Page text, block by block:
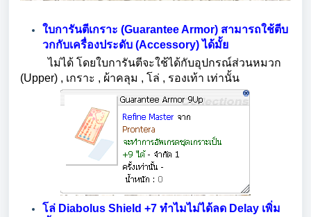
ใบการันตีเกราะ (Guarantee Armor) สามารถใช้ตีบ
วกกับเครื่องประดับ (Accessory) ได้มั้ย
ไม่ได้ โดยใบการันตีจะใช้ได้กับอุปกรณ์ส่วนหมวก
(Upper) , เกราะ , ผ้าคลุม , โล่ , รองเท้า เท่านั้น
โล่ Diabolus Shield +7 ทำไมไม่ได้ลด Delay เพิ่ม